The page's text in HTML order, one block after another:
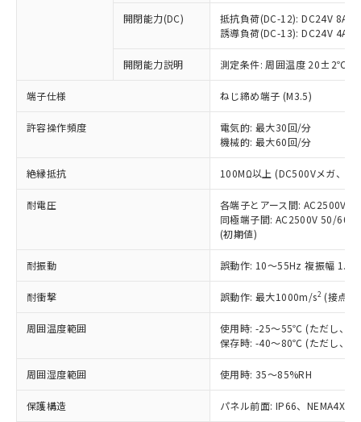
開閉能力(DC)
抵抗負荷(DC-12): DC24V 8A/
誘導負荷(DC-13): DC24V 4A/
開閉能力説明 測定条件: 周囲温度 20±2℃、
端子仕様 ねじ締め端子 (M3.5)
許容操作頻度
電気的: 最大30回/分
機械的: 最大60回/分
絶縁抵抗 100MΩ以上 (DC500Vメガ、点
耐電圧
各端子とアース間: AC2500V
同極端子間: AC2500V 50/
(初期値)
耐振動 誤動作: 10～55Hz 複振幅
耐衝撃 誤動作: 最大1000m/s2 (接点
周囲温度範囲
使用時: -25～55℃ (ただし、氷
保存時: -40～80℃ (ただし、氷
周囲湿度範囲 使用時: 35～85%RH
保護構造 パネル前面: IP66、NEMA4X,
商品の当社在庫状況および標準価格
(税抜)を提供させていただくもので
当社制御機器事業取扱商品の中には、
本サービスの対象外となる商品もある
ことをご了承ください。
在庫状況および標準価格照会結果は、
記載している更新日時点での社内デー
タに基づき作成されるものであり、閲
覧された時点での実際の在庫および標
準価格とは異なる場合があることをご
正式な納期状況および標準価格はお客
様のお取引先、またはお客様担当のオ
ムロン制御機器販売店・当社販売員に
オムロン制御機器販売店や当社販売拠
販売ネットワーク
」をご確認
在庫状況および標準価格結果を当社の
事前の承諾なく第三者に漏洩または開
示しないようお願いします。
マイパーツ機能（部品リスト作成サー
ビス）をご利用いただくには、I-Web
非含有の対応状況を調査中または確認中の
非該当品：ライセンス料など無形物で、有
害物質有無と関係のない商品です。
いたものが、含有品と判明した場合などや
むを得ず変更することがあります。
鉛(Pb) 1000ppm以下、 水銀(Hg) 1000ppm以下、 カド
六価クロム(Cr(Ⅵ)) 1000ppm以下、ポリ臭化ビフェニル
類(PBB) 1000ppm以下、ポリ臭化ジフェニルエーテル類
(PBDE) 1000ppm以下、フタル酸ビス(2-エチルヘキシ
ル) (DEHP)(別名：DOP) 1000ppm以下、フタル酸ブチ
ルベンジル（BBP） 1000ppm以下、フタル酸ジブチル
（DBP） 1000ppm以下、フタル酸ジイソブチル
但し、RoHS指令で産業用監視および制御機器に対する
図的な使用がないことを確認しています。
部品在庫の切り替え状況などにより、予定
月が前後することがあります。
「○」：最大均質材料含有率が中国RoHSの
基準値以下であることを示します。
「×」：最大均質材料含有率が中国RoHSの
基準値を超えていることを示します。
「－」：未確認です。当社販売部門へお問
い合わせください。
*中国RoHS10物質の基準値 (GB/T26572)：
Pb(鉛) :1000ppm、 Hg(水銀) : 1000ppm、 Cd(カドミウ
ム) : 100ppm、
Cr(Ⅵ)(六価クロム) : 1000ppm、 PBBs(ポリ臭化ビフェ
ニル類) : 1000ppm、 PBDEs(ポリ臭化ジフェニルエーテ
DBP(フタル酸ジブチル) : 1000ppm、 DIBP(フタル酸ジ
イソブチル) : 1000ppm、 BBP(フタル酸ブチルベンジ
DEHP(フタル酸ビス(2-エチルヘキシル)) : 1000ppm
「ｅ」：有害物質（10物質）のすべてが基
準値以下であることを示します。
「10」：通常の使用状況下において有害物
質が外部に漏えいし、環境に深刻な影響を
及ぼさない年数を意味します。
当社は、これら貴社製品のうち、外国
為替および外国貿易法に定める商品
（以下｢規制貨物等」という）を輸出
または国外への提供する場合は、日本
国政府の輸出許可(または役務取引許
可)を取得するなどの必要な手続きを
当社は規制貨物を破棄する場合は、完
全に破砕するなど、違法に輸出されな
いよう必要な手段を講じます。
当社は貴社製品を、核兵器、ミサイ
ル、化学兵器、生物兵器またはその他
武器並びにこれらの製造装置等に一切
当社は、貴社製品を第三者に販売する
場合は、上記1、2および3の内容を当
該第三者に通知します。また当社は、
販売先および販売に係わる関係者が違
法に輸出するおそれがある場合は、取
り引きをいたしません。
一定数以上の在庫あり
一定数には満たないが在庫あり
在庫なし(最新の在庫状況につ
いては、お客様のお取引先、ま
たはお客様担当のオムロン制御
機器販売店・当社販売員にご確
受注生産機種、また在庫状況の
情報を公開していない機種